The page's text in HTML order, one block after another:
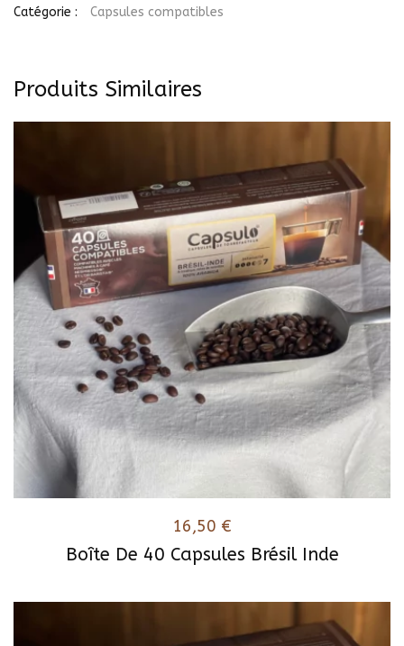
dosettes
Catégorie : Capsules compatibles
Produits Similaires
Boîte De 40 Capsules Brésil Inde
16,50 €